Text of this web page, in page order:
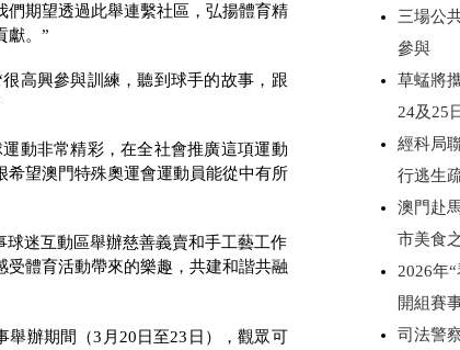
們期望透過此舉連繫社區，弘揚體育精
獻。”
高興參與訓練，聽到球手的故事，跟
動非常精彩，在全社會推廣這項運動
望澳門特殊奧運會運動員能從中有所
迷互動區舉辦慈善義賣和手工藝工作
體育活動帶來的樂趣，共建和諧共融
舉辦期間（3 月 20日至23 日），觀眾可
三場公
參與
草蜢將
24及25
經科局
行逃生
澳門赴
市美食
2026年
開組賽
司法警